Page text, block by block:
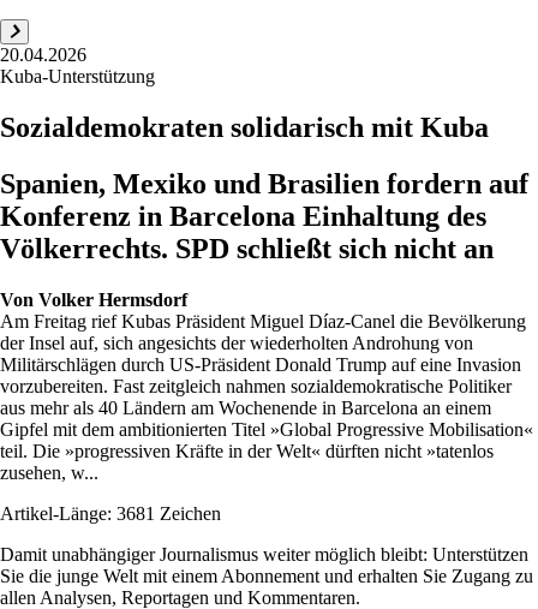
20.04.2026
Kuba-Unterstützung
Sozialdemokraten solidarisch mit Kuba
Spanien, Mexiko und Brasilien fordern auf
Konferenz in Barcelona Einhaltung des
Völkerrechts. SPD schließt sich nicht an
Von Volker Hermsdorf
Am Freitag rief Kubas Präsident Miguel Díaz-Canel die Bevölkerung
der Insel auf, sich angesichts der wiederholten Androhung von
Militärschlägen durch US-Präsident Donald Trump auf eine Invasion
vorzubereiten. Fast zeitgleich nahmen sozialdemokratische Politiker
aus mehr als 40 Ländern am Wochenende in Barcelona an einem
Gipfel mit dem ambitionierten Titel »Global Progressive Mobilisation«
teil. Die »progressiven Kräfte in der Welt« dürften nicht »tatenlos
zusehen, w...
Artikel-Länge: 3681 Zeichen
Damit unabhängiger Journalismus weiter möglich bleibt: Unterstützen
Sie die junge Welt mit einem Abonnement und erhalten Sie Zugang zu
allen Analysen, Reportagen und Kommentaren.